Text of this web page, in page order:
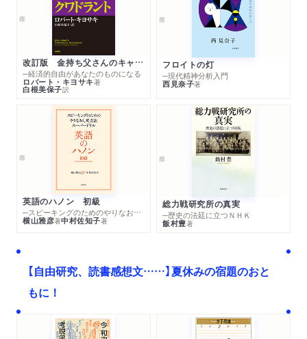
改訂版 金持ち父さんのキャッシュフロー・クワドラント
─経済的自由があなたのものになる
ロバート・キヨサキ著
白根美保子訳
フロイトの灯
─現代精神分析入門
西見奈子著
英語のハノン 初級
─スピーキングのためのやりなおし英文法スーパードリル
横山雅彦著中村佐知子著
総力戦研究所の真実
─歴史の法廷に立つＮＨＫ
飯村豊著
【自由研究、読書感想文……】夏休みの宿題のおと
もに！